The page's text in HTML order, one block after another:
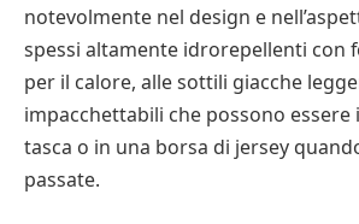
notevolmente nel design e
spessi altamente idrorepellenti con
per il calore, alle sottili giacche
impacchettabili che possono essere
tasca o in una borsa di jersey
passate.